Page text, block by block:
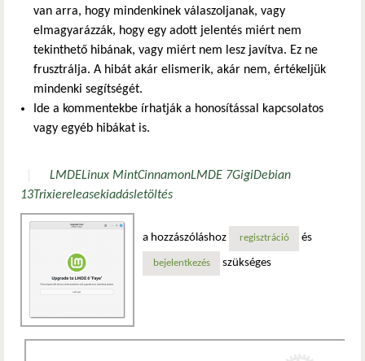
van arra, hogy mindenkinek válaszoljanak, vagy
elmagyarázzák, hogy egy adott jelentés miért nem
tekinthető hibának, vagy miért nem lesz javítva. Ez ne
frusztrálja. A hibát akár elismerik, akár nem, értékeljük
mindenki segítségét.
Ide a kommentekbe írhatják a honosítással kapcsolatos
vagy egyéb hibákat is.
LMDELinux MintCinnamonLMDE 7GigiDebian
13Trixiereleasekiadásletöltés
a hozzászóláshoz regisztráció és
bejelentkezés szükséges